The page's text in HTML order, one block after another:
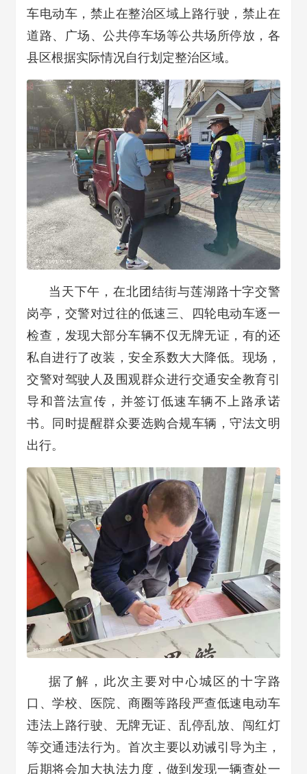
车电动车， 禁止在整治区域上路行驶， 禁止在
道路、广场、公共停车场等公共场所停放，各
县区根据实际情况自行划定整治区域。
当天下午，在北团结街与莲湖路十字交警
岗亭，交警对过往的低速三、四轮电动车逐一
检查，发现大部分车辆不仅无牌无证，有的还
私自进行了改装，安全系数大大降低。现场，
交警对驾驶人及围观群众进行交通安全教育引
导和普法宣传，并签订低速车辆不上路承诺
书。同时提醒群众要选购合规车辆，守法文明
出行。
据了解，此次主要对中心城区的十字路
口、学校、医院、商圈等路段严查低速电动车
违法上路行驶、无牌无证、乱停乱放、闯红灯
等交通违法行为。首次主要以劝诫引导为主，
后期将会加大执法力度，做到发现一辆查处一